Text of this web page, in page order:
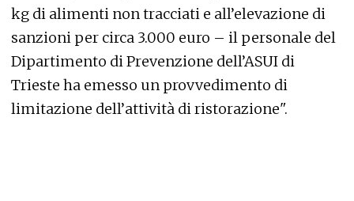
kg di alimenti non tracciati e all’elevazione di
sanzioni per circa 3.000 euro – il personale del
Dipartimento di Prevenzione dell’ASUI di
Trieste ha emesso un provvedimento di
limitazione dell’attività di ristorazione".